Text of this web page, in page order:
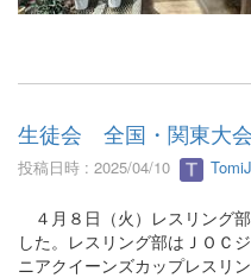
生徒会 全国・関東大
投稿日時 : 2025/04/10
４月８日（火）レスリング
した。レスリング部はＪＯＣ
ニアクイーンズカップレスリ